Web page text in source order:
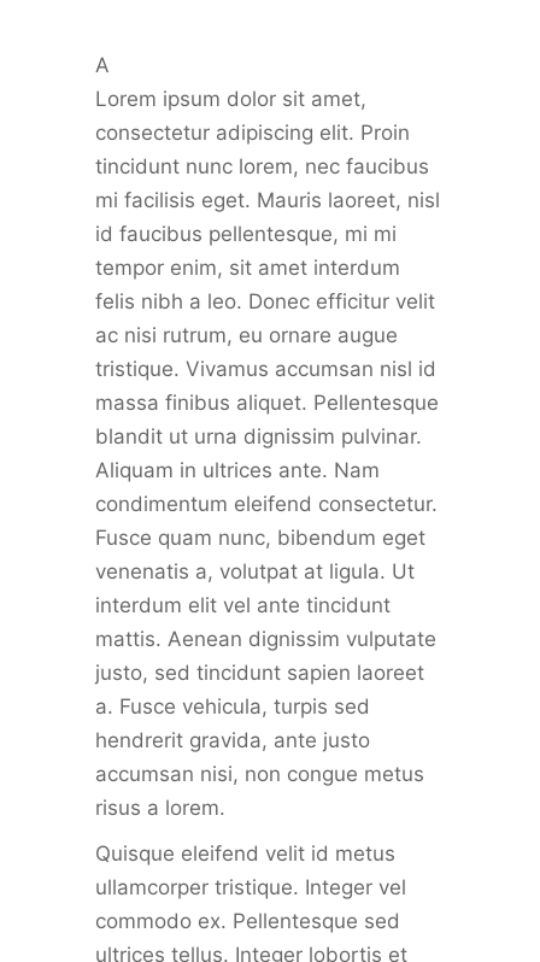
A
Lorem ipsum dolor sit amet,
consectetur adipiscing elit. Proin
tincidunt nunc lorem, nec faucibus
mi facilisis eget. Mauris laoreet, nisl
id faucibus pellentesque, mi mi
tempor enim, sit amet interdum
felis nibh a leo. Donec efficitur velit
ac nisi rutrum, eu ornare augue
tristique. Vivamus accumsan nisl id
massa finibus aliquet. Pellentesque
blandit ut urna dignissim pulvinar.
Aliquam in ultrices ante. Nam
condimentum eleifend consectetur.
Fusce quam nunc, bibendum eget
venenatis a, volutpat at ligula. Ut
interdum elit vel ante tincidunt
mattis. Aenean dignissim vulputate
justo, sed tincidunt sapien laoreet
a. Fusce vehicula, turpis sed
hendrerit gravida, ante justo
accumsan nisi, non congue metus
risus a lorem.
Quisque eleifend velit id metus
ullamcorper tristique. Integer vel
commodo ex. Pellentesque sed
ultrices tellus. Integer lobortis et